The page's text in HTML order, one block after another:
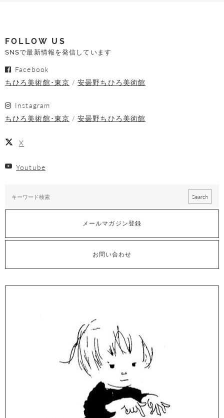
FOLLOW US
SNSで最新情報を発信しています
Facebook
ちひろ美術館･東京
安曇野ちひろ美術館
Instagram
ちひろ美術館･東京
安曇野ちひろ美術館
X
Youtube
メールマガジン登録
お問い合わせ